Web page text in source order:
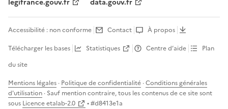
legifrance.gouv.fr
data.gouv.fr
Accessibilité : non conforme Contact
À propos
Télécharger les bases
Statistiques Centre d’aide
Plan
du site
Mentions légales · Politique de confidentialité ·Conditions générales
d'utilisation · Sauf mention contraire, tous les contenus de ce site sont
sous Licence etalab-2.0 • #d8413e1a